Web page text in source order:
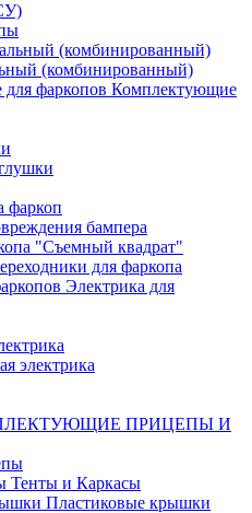
(комбинированный)
Комплектующие
фаркоп
бампера
"Съемный квадрат"
для фаркопа
Электрика для
электрика
ПРИЦЕПЫ И
Тенты и Каркасы
Пластиковые крышки